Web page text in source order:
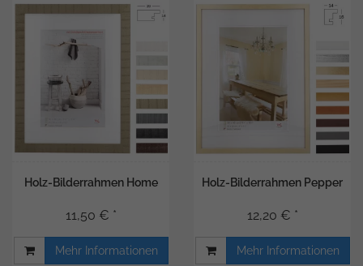
Holz-Bilderrahmen Home
11,50 € *
Mehr Informationen
Holz-Bilderrahmen Pepper
12,20 € *
Mehr Informationen